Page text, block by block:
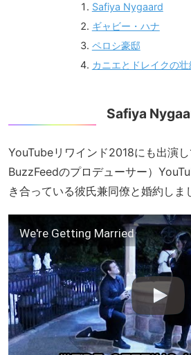
Safiya Nygaard
ギャビー・ハナ
ペロシ豪邸
カニエとドレイクの
Safiya
YouTubeリワインド2018にも出演
BuzzFeedのプロデューサー）
き合っている彼氏兼同僚と婚約しま
We're Getting Married